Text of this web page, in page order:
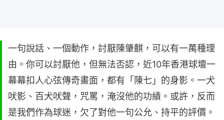
一句說話、一個動作，討厭陳肇麒，可以有一萬種理
由。你可以討厭他，但無法否認，近10年香港球壇一
幕幕扣人心弦傳奇畫面，都有「陳七」的身影。一犬
吠影、百犬吠聲，咒罵，淹沒他的功績。或許，反而
是我們作為球迷，欠了對他一句公允、持平的評價。